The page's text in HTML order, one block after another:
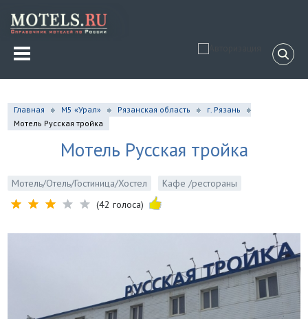
Главная М5 «Урал» Рязанская область
г. Рязань
Мотель Русская тройка
Мотель Русская тройка
Мотель/Отель/Гостиница/Хостел
Кафе /рестораны
(42 голоса)